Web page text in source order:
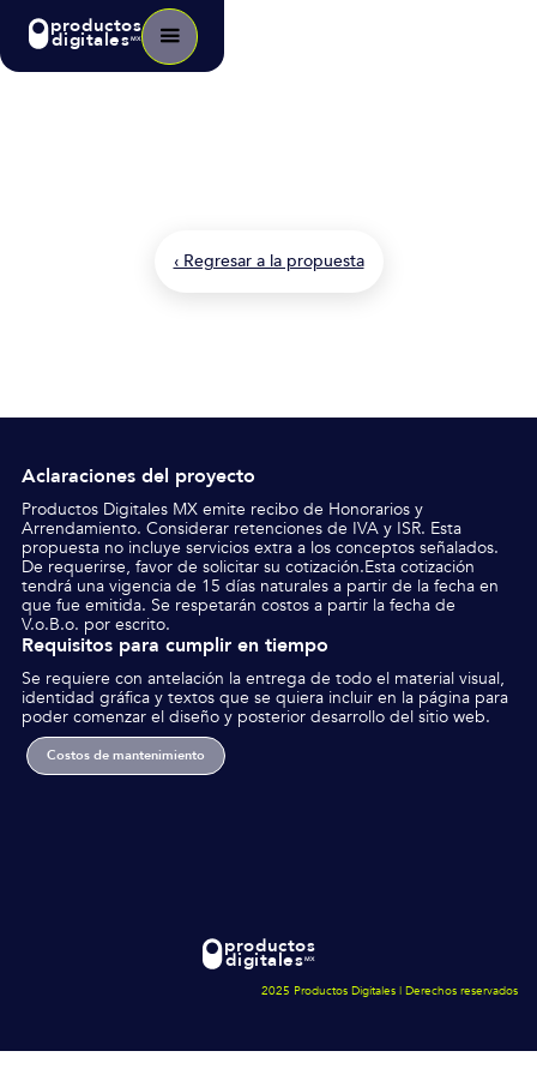
productos
digitalesMX
‹ Regresar a la propuesta
Aclaraciones del proyecto
Productos Digitales MX emite recibo de Honorarios y
Arrendamiento. Considerar retenciones de IVA y ISR. Esta
propuesta no incluye servicios extra a los conceptos señalados.
De requerirse, favor de solicitar su cotización.Esta cotización
tendrá una vigencia de 15 días naturales a partir de la fecha en
que fue emitida. Se respetarán costos a partir la fecha de
V.o.B.o. por escrito.
Requisitos para cumplir en tiempo
Se requiere con antelación la entrega de todo el material visual,
identidad gráfica y textos que se quiera incluir en la página para
poder comenzar el diseño y posterior desarrollo del sitio web.
Costos de mantenimiento
productos
digitalesMX
2025 Productos Digitales | Derechos reservados